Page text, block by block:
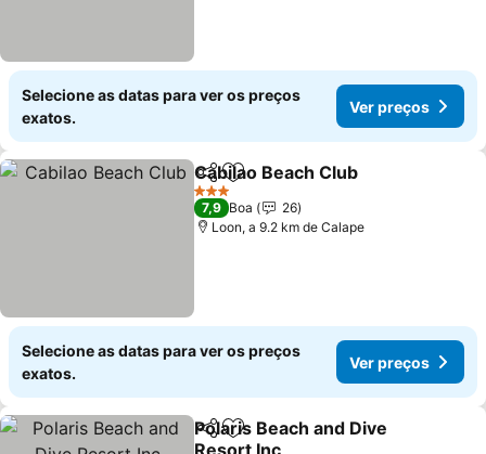
Selecione as datas para ver os preços
exatos.
Ver preços
PartilharAdicionar aos favoritos
Cabilao Beach Club
3 Estrelas
7,9 Boa
26
Loon, a 9.2 km de Calape
Selecione as datas para ver os preços
exatos.
Ver preços
PartilharAdicionar aos favoritos
Polaris Beach and Dive
Resort Inc